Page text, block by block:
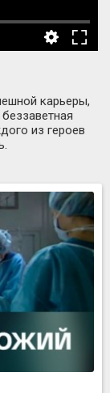
карьеры,
из героев